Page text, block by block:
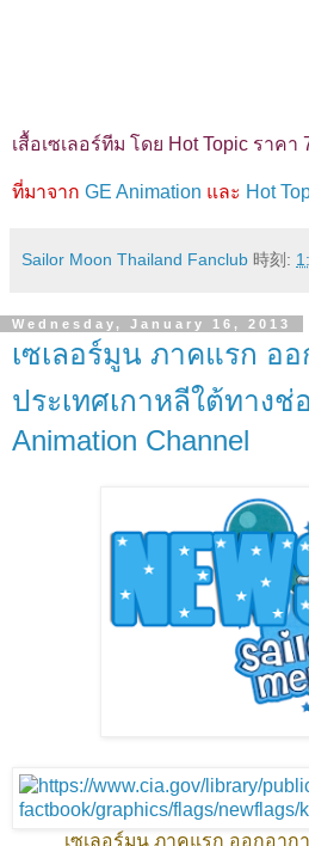
เสื้อเซเลอร์ทีม โดย Hot Topic ราคา
ที่มาจาก GE Animation และ Hot
Sailor Moon Thailand Fanclub 時刻:
Wednesday, January 16, 2013
เซเลอร์มูน ภาคแรก อ
ประเทศเกาหลีใต้ทางช่
Animation Channel
เซเลอร์มูน ภาคแรก ออกอากาศ